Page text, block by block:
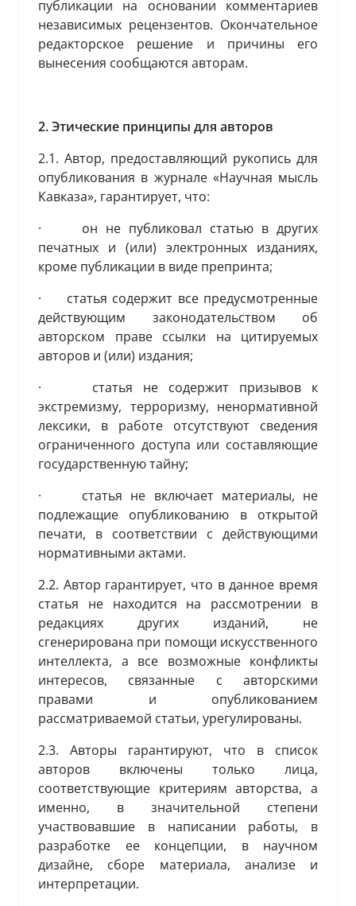
публикации на основании комментариев
независимых рецензентов. Окончательное
редакторское решение и причины его
вынесения сообщаются авторам.
2. Этические принципы для авторов
2.1. Автор, предоставляющий рукопись для
опубликования в журнале «Научная мысль
Кавказа», гарантирует, что:
· он не публиковал статью в других
печатных и (или) электронных изданиях,
кроме публикации в виде препринта;
· статья содержит все предусмотренные
действующим законодательством об
авторском праве ссылки на цитируемых
авторов и (или) издания;
· статья не содержит призывов к
экстремизму, терроризму, ненормативной
лексики, в работе отсутствуют сведения
ограниченного доступа или составляющие
государственную тайну;
· статья не включает материалы, не
подлежащие опубликованию в открытой
печати, в соответствии с действующими
нормативными актами.
2.2. Автор гарантирует, что в данное время
статья не находится на рассмотрении в
редакциях других изданий, не
сгенерирована при помощи искусственного
интеллекта, а все возможные конфликты
интересов, связанные с авторскими
правами и опубликованием
рассматриваемой статьи, урегулированы.
2.3. Авторы гарантируют, что в список
авторов включены только лица,
соответствующие критериям авторства, а
именно, в значительной степени
участвовавшие в написании работы, в
разработке ее концепции, в научном
дизайне, сборе материала, анализе и
интерпретации.